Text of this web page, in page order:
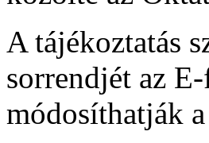
A tájékoztatás
sorrendjét az
módosíthatják